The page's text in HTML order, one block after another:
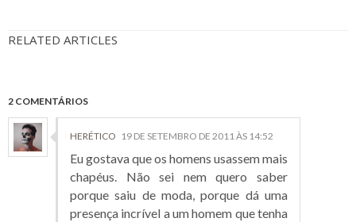
RELATED ARTICLES
2 COMENTÁRIOS
HERÉTICO 19 DE SETEMBRO DE 2011 ÀS 14:52
Eu gostava que os homens usassem mais
chapéus. Não sei nem quero saber
porque saiu de moda, porque dá uma
presença incrível a um homem que tenha